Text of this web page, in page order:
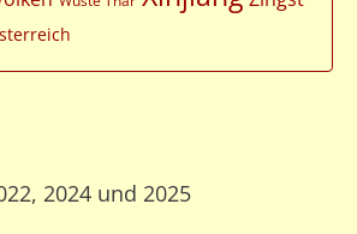
2024 und 2025